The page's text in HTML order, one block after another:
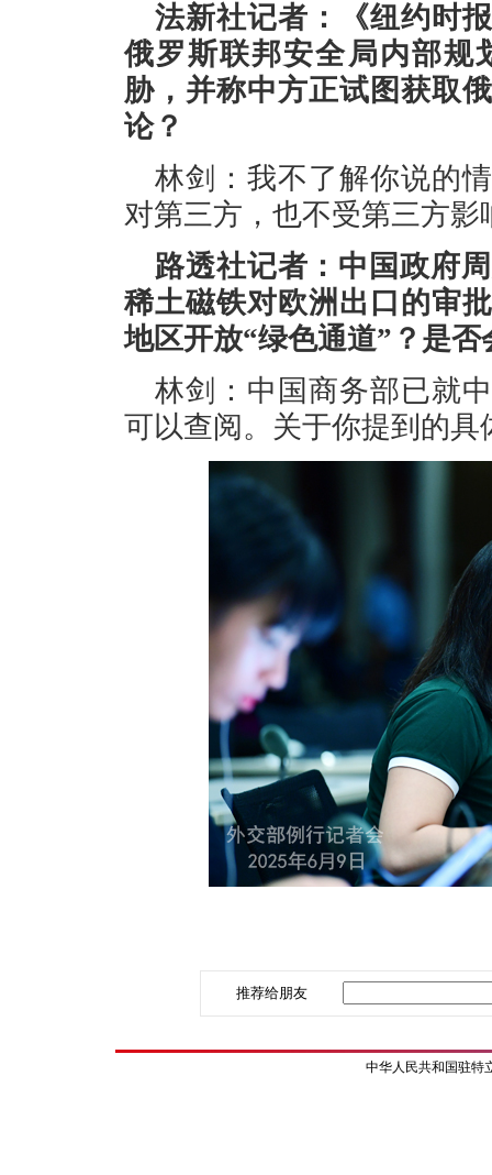
法新社记者：《纽约时
俄罗斯联邦安全局内部规
胁，并称中方正试图获取
论？
林剑：我不了解你说的
对第三方，也不受第三方影
路透社记者：中国政府
稀土磁铁对欧洲出口的审
地区开放“绿色通道”？是
林剑：中国商务部已就
可以查阅。关于你提到的
推荐给朋友
中华人民共和国驻特